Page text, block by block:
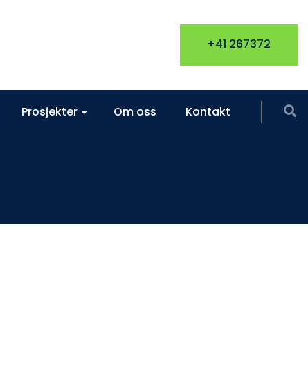
+41 267372
Prosjekter Om oss Kontakt